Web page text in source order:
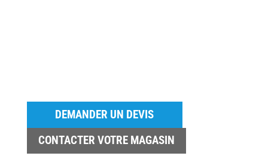
DEMANDER UN DEVIS
CONTACTER VOTRE MAGASIN